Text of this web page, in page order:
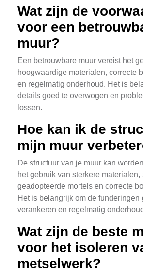
Wat zijn de
voor een
muur?
Een betrouwbare muur vereist het
hoogwaardige materialen, correcte
en regelmatig onderhoud. Het is
details goed te overwogen en
lossen.
Hoe kan ik de
mijn muur
De structuur van je muur kan
het gebruik van sterkere materialen,
geadopteerde mortels en correcte
Het is belangrijk om de funderingen
verankeren en regelmatig
Wat zijn de beste
voor het isoleren
metselwerk?